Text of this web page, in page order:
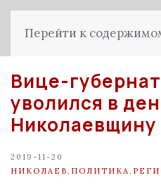
Перейти к
Вице-
уволился в
Николаевщину
2019-11-20
НИКОЛАЕВ ПОЛИТИКА